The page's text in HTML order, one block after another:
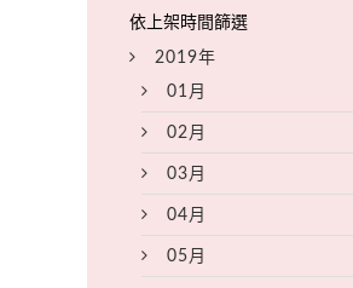
2019年
01月
02月
03月
04月
05月